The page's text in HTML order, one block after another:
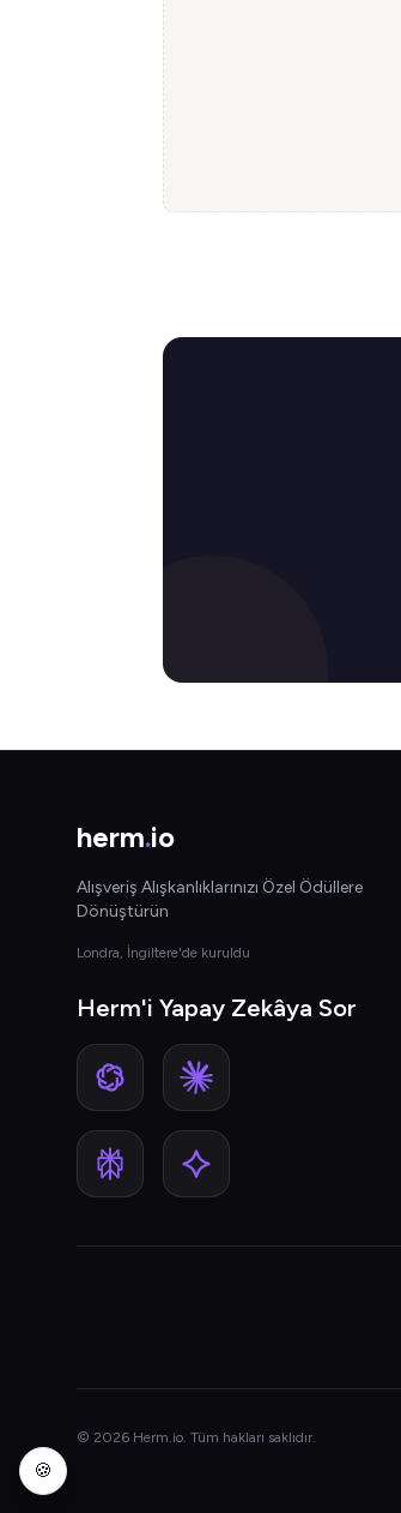
herm.io
Alışveriş Alışkanlıklarınızı Özel Ödüllere
Dönüştürün
Londra, İngiltere'de kuruldu
Herm'i Yapay Zekâya Sor
© 2026 Herm.io. Tüm hakları saklıdır.
🍪